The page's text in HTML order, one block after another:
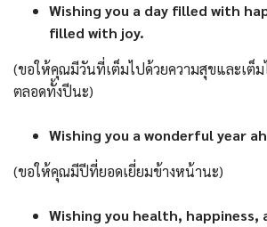
Wishing you a day filled with
filled with joy.
(ขอให้คุณมีวันที่เต็มไปด้วยความสุขและเต็ม
ตลอดทั้งปีนะ)
Wishing you a wonderful year
(ขอให้คุณมีปีที่ยอดเยี่ยมข้างหน้านะ)
Wishing you health, happiness,